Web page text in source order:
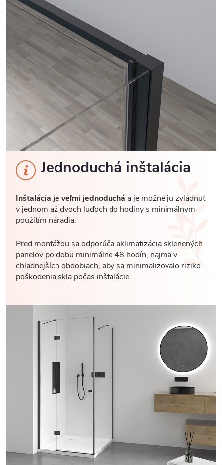
Jednoduchá inštalácia
Inštalácia je veľmi jednoduchá a je možné ju zvládnuť
v jednom až dvoch ľuďoch do hodiny s minimálnym
použitím náradia.
Pred montážou sa odporúča aklimatizácia sklenených
panelov po dobu minimálne 48 hodín, najmä v
chladnejších obdobiach, aby sa minimalizovalo riziko
poškodenia skla počas inštalácie.